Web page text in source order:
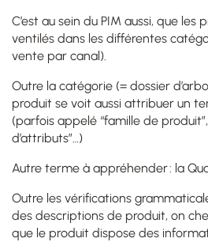
C’est au sein du PIM aussi, que
ventilés dans les différentes
vente par canal).
Outre la catégorie (= dossier
produit se voit aussi attribuer un
(parfois appelé “famille de produit”,
d’attributs”…)
Autre terme à appréhender : la
Outre les vérifications
des descriptions de produit, on
que le produit dispose des